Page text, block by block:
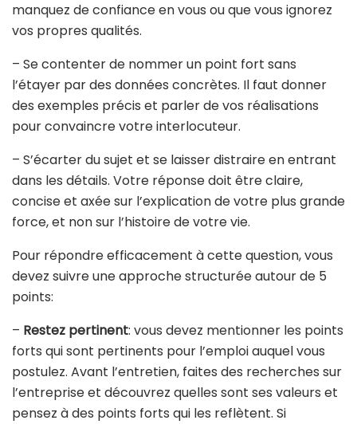
manquez de confiance en vous ou que vous ignorez
vos propres qualités.
– Se contenter de nommer un point fort sans
l’étayer par des données concrètes. Il faut donner
des exemples précis et parler de vos réalisations
pour convaincre votre interlocuteur.
– S’écarter du sujet et se laisser distraire en entrant
dans les détails. Votre réponse doit être claire,
concise et axée sur l’explication de votre plus grande
force, et non sur l’histoire de votre vie.
Pour répondre efficacement à cette question, vous
devez suivre une approche structurée autour de 5
points:
– Restez pertinent: vous devez mentionner les points
forts qui sont pertinents pour l’emploi auquel vous
postulez. Avant l’entretien, faites des recherches sur
l’entreprise et découvrez quelles sont ses valeurs et
pensez à des points forts qui les reflètent. Si